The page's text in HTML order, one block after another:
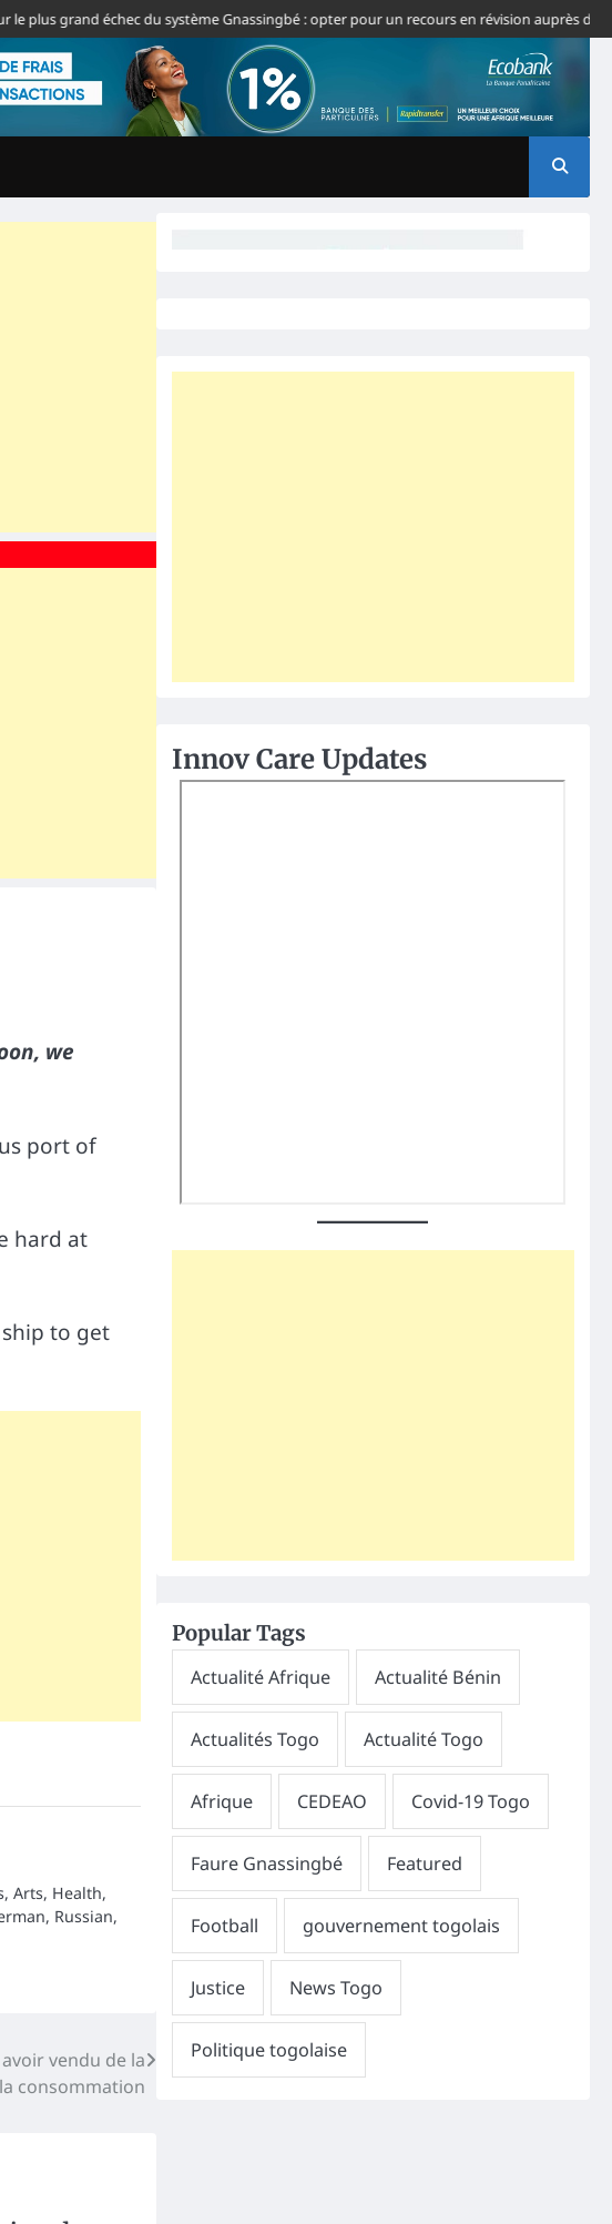
grand échec du système Gnassingbé : opter pour un recours en révision auprès de la CJ-
we
port of
hard at
to get
Arts, Health,
Russian,
vendu de la
consommation
Innov Care Updates
Popular Tags